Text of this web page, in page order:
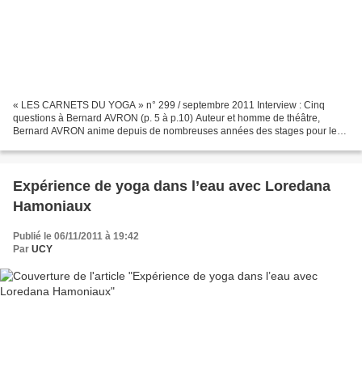
« LES CARNETS DU YOGA » n° 299 / septembre 2011 Interview : Cinq
questions à Bernard AVRON (p. 5 à p.10) Auteur et homme de théâtre,
Bernard AVRON anime depuis de nombreuses années des stages pour les
Expérience de yoga dans l’eau avec Loredana
Hamoniaux
Publié le 06/11/2011 à 19:42
Par UCY